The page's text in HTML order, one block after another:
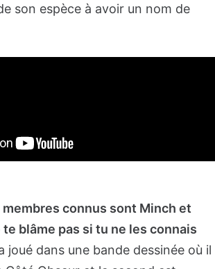
son espèce à avoir un nom de
connus sont Minch et
te blâme pas si tu ne les connais
joué dans une bande dessinée où il